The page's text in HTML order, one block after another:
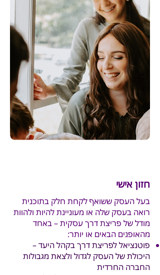
חזון אישי
בעל העסק ששואף לקחת חלק בתוכנית
רואה בעסק שלה או מעוניינת להיות ולהוות
מודל של פריצת דרך עסקית – באחד
מהאופנים הבאים או יותר:
פוטנציאל לפריצת דרך בקהל היעד –
היכולת של העסק לגדול ולצאת מגבולות
החברה החרדית